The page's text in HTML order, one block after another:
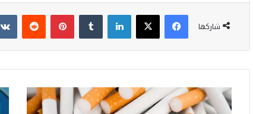
شاركها
فيسبوك‫X لينكدإن بينتيريست
ارتفاع
أسعار